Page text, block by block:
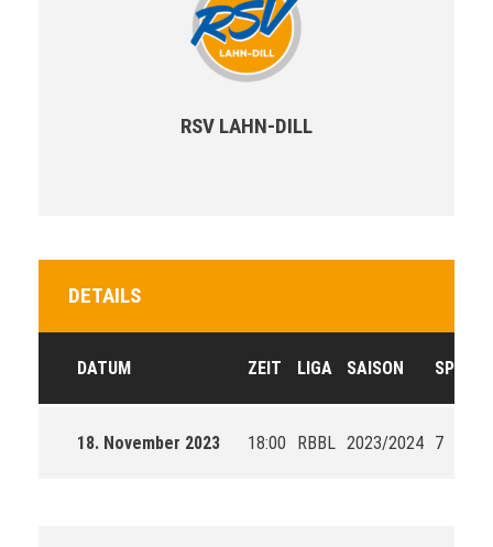
RSV LAHN-DILL
DETAILS
DATUM ZEIT LIGA SAISON
18. November 2023 18:00 RBBL 2023/2024 7